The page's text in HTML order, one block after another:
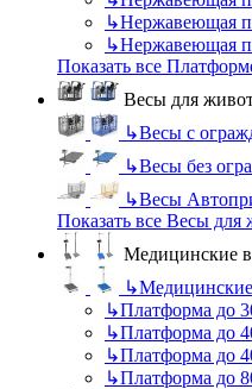
↳Нержавеющая
↳Нержавеющая
Показать все
Весы для
↳Весы с
↳Весы без
↳Весы
Показать все Весы
Медицинские
↳
↳Платформа до
↳Платформа до
↳Платформа до
↳Платформа до